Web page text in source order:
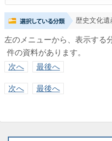
歴史文化遺
左のメニューから、表示する
件の資料があります。
次へ
最後へ
次へ 最後へ